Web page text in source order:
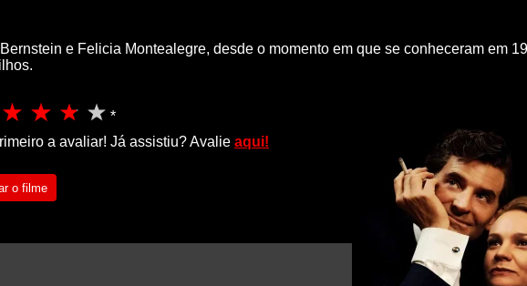
e Felicia Montealegre, desde o momento em que se conheceram em
*
a avaliar! Já assistiu? Avalie aqui!
o filme